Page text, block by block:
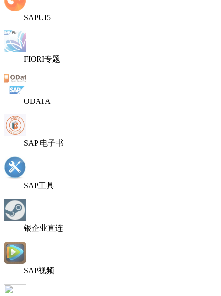
SAPUI5
FIORI专题
ODATA
SAP 电子书
SAP工具
银企业直连
SAP视频